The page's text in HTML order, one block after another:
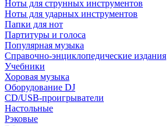
Ноты для струнных инструментов
Ноты для ударных инструментов
Папки для нот
Партитуры и голоса
Популярная музыка
Справочно-энциклопедические издания
Учебники
Хоровая музыка
Оборудование DJ
CD/USB-проигрыватели
Настольные
Рэковые